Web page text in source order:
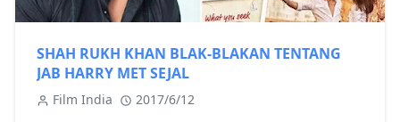
SHAH RUKH KHAN BLAK-BLAKAN TENTANG
JAB HARRY MET SEJAL
Film India 2017/6/12